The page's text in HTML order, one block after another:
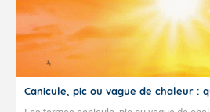
Canicule, pic ou vague de chaleur :